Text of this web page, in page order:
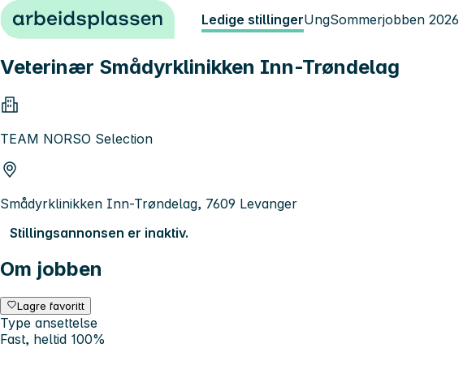
Hopp til innhold Ledige stillingerUngSommerjobben 2026
Veterinær Smådyrklinikken Inn-Trøndelag
TEAM NORSO Selection
Smådyrklinikken Inn-Trøndelag, 7609 Levanger
Stillingsannonsen er inaktiv.
Om jobben
Lagre favoritt
Type ansettelse
Fast, heltid 100%